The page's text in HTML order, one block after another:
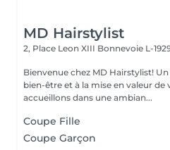
MD Hairstylist
2, Place Leon XIII Bonnevoie L-
Bienvenue chez MD Hairstylist!
bien-être et à la mise en valeur de votre
accueillons dans une ambian...
Coupe Fille
Coupe Garçon